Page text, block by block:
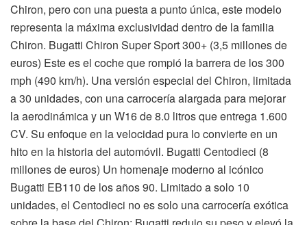
Chiron, pero con una puesta a punto única, este modelo
representa la máxima exclusividad dentro de la familia
Chiron. Bugatti Chiron Super Sport 300+ (3,5 millones de
euros) Este es el coche que rompió la barrera de los 300
mph (490 km/h). Una versión especial del Chiron, limitada
a 30 unidades, con una carrocería alargada para mejorar
la aerodinámica y un W16 de 8.0 litros que entrega 1.600
CV. Su enfoque en la velocidad pura lo convierte en un
hito en la historia del automóvil. Bugatti Centodieci (8
millones de euros) Un homenaje moderno al icónico
Bugatti EB110 de los años 90. Limitado a solo 10
unidades, el Centodieci no es solo una carrocería exótica